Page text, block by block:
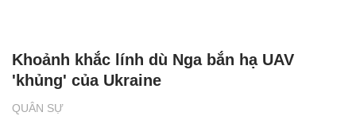
QUÂN SỰ
Khoảnh khắc lính dù Nga bắn hạ UAV
'khủng' của Ukraine